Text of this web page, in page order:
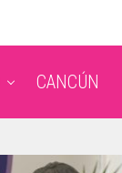
CANCÚN